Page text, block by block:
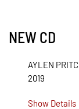
NEW CD
AYLEN
2019
Show Details